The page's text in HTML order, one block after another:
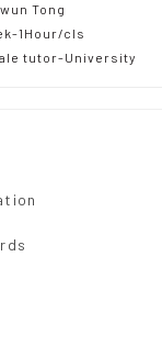
Tong
1Hour/cls
tutor-University